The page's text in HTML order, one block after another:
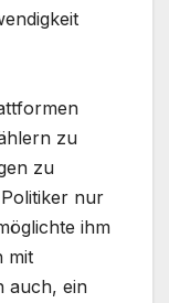
zu
zu
nur
ihm
mit
auch, ein